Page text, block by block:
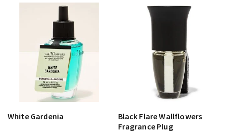
White Gardenia
Black Flare Wallflowers
Fragrance Plug